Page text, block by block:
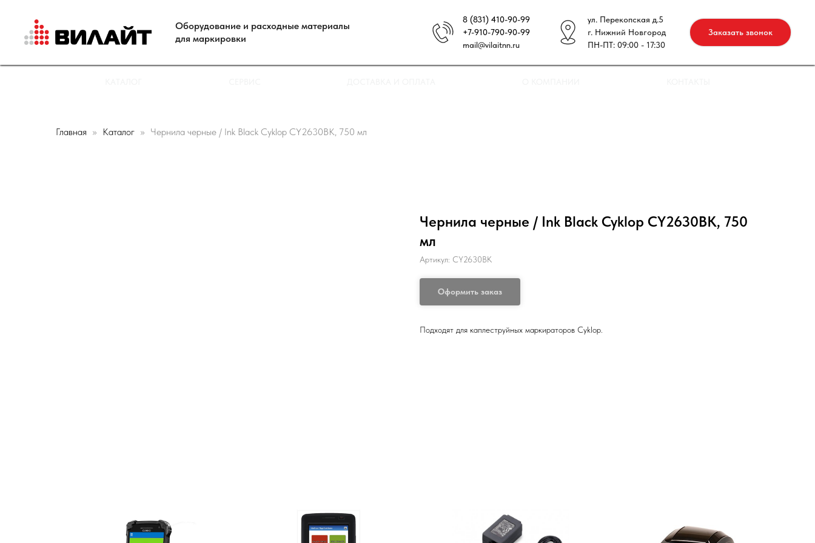
Оборудование и расходные материалы
для маркировки
8 (831) 410-90-99
+7-910-790-90-99
mail@vilaitnn.ru
ул. Перекопская д.5
г. Нижний Новгород
ПН-ПТ: 09:00 - 17:30
Заказать звонок
Главная Каталог Чернила черные / Ink Black Cyklop CY2630BK, 750 мл
Чернила черные / Ink Black Cyklop CY2630BK, 750
мл
Артикул: CY2630BK
Оформить заказ
Подходят для каплеструйных маркираторов Cyklop.